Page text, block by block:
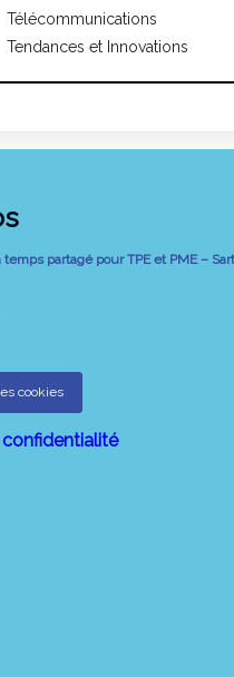
Télécommunications
Tendances et Innovations
temps partagé pour TPE et PME –
cookies